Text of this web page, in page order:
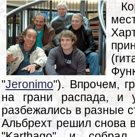
"Jeronimo"). Впрочем,
на грани распада, и
разбежались в разные
Альбрехт решил снова